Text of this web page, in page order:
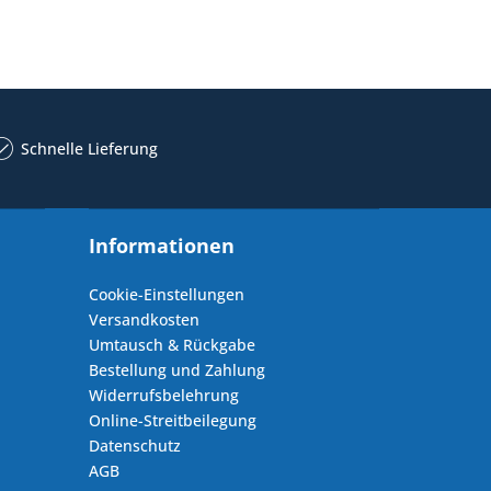
Schnelle Lieferung
Informationen
Cookie-Einstellungen
Versandkosten
Umtausch & Rückgabe
Bestellung und Zahlung
Widerrufsbelehrung
Online-Streitbeilegung
Datenschutz
AGB